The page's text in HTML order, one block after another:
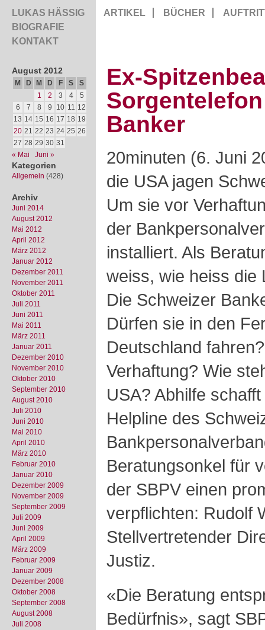
LUKAS HÄSSIG
BIOGRAFIE
KONTAKT
ARTIKEL BÜCHER
August 2012
M D M D F S
S
1
2 3 4
5
6
7 8 9 10 11 12
13 14 15 16 17 18 19
20 21 22 23 24 25 26
27 28 29 30 31
« Mai
Juni »
Kategorien
Allgemein (428)
Archiv
Juni 2014
August 2012
Mai 2012
April 2012
März 2012
Januar 2012
Dezember 2011
November 2011
Oktober 2011
Juli 2011
Juni 2011
Mai 2011
März 2011
Januar 2011
Dezember 2010
November 2010
Oktober 2010
September 2010
August 2010
Juli 2010
Juni 2010
Mai 2010
April 2010
März 2010
Februar 2010
Januar 2010
Dezember 2009
November 2009
September 2009
Juli 2009
Juni 2009
April 2009
März 2009
Februar 2009
Januar 2009
Dezember 2008
Oktober 2008
September 2008
August 2008
Juli 2008
Ex-
Banker
20minuten (6. Juni
die USA jagen
Um sie vor
der
installiert. Als
weiss, wie heiss die
Die Schweizer
Dürfen sie in den
Deutschland
Verhaftung? Wie
USA? Abhilfe
Helpline des
Beratungsonkel für
der SBPV einen
verpflichten: Rudolf
Stellvertretender
Justiz.
«Die Beratung
Bedürfnis», sagt